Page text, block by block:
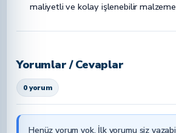
maliyetli ve kolay işlenebilir
Yorumlar / Cevaplar
0 yorum
Henüz yorum yok. İlk yorumu siz